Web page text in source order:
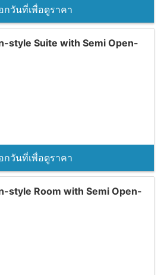
กวันที่เพื่อดูราคา
style Suite with Semi Open-
กวันที่เพื่อดูราคา
style Room with Semi Open-